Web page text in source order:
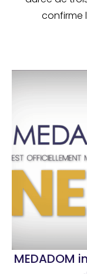
confirme
MEDADOM